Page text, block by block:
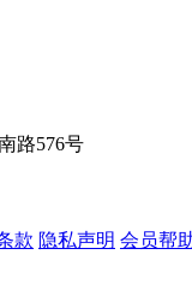
路576号
款 隐私声明 会员帮